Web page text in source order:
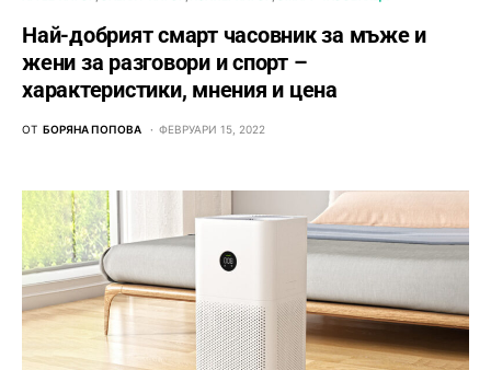
Най-добрият смарт часовник за мъже и
жени за разговори и спорт –
характеристики, мнения и цена
ОТ БОРЯНА ПОПОВА ФЕВРУАРИ 15, 2022